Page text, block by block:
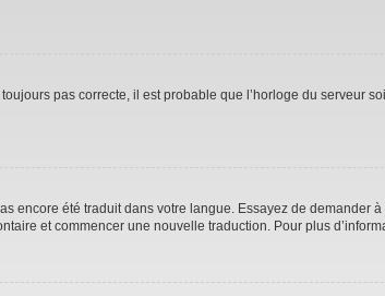
pas correcte, il est probable que l’horloge du serveur
encore été traduit dans votre langue. Essayez de demander
et commencer une nouvelle traduction. Pour plus